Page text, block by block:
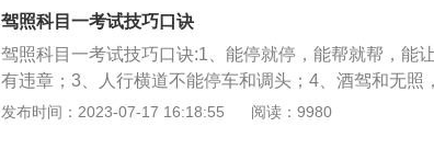
提示后5秒内必须做出相应的操作）。15、通过公交汽
自由调头。无语音提示，调头过来，回正方向后，打开
线停车。
七、交通事故相关题目人员骨折一律先止血后固定，脊
麻绳固定，要用三角巾。车后150米外设置警告标识。
雪天气都要减速慢行，必要时可以靠边停车，不过需要
打开危险报警闪光灯。另外，大雾天气出行，还要开启
合适的车距和车速。九、侧滑相关题目前轮反向打方向
不上路，上路吊销驾驶证。喝了酒，不开车，走路回家
栓，不停车，停车也要30米。转弯路，靠右行，不要超
米。山路上，不超车，山崖一边要先行。过水路，先停
是指示，机动车公交车，还有高速ETC。换驾照，90天
停。9、右转让左转，转弯让直行。10、下坡不要挂空
超车。11、上坡超车找宽路。12、交叉转弯窄路隧道桥
选项中出现不准、不得、不能等词汇时，一般都属于正
许等类似词汇时，往往都是错误答案。当然，在做题时
选择，一定不要只看选项。口诀和技巧对于应付科目一
驾照科目一考试技巧口诀
驾照科目一考试技巧口诀:1、能停就停，能帮就帮，能
有违章；3、人行横道不能停车和调头；4、酒驾和无照
像看清楚，安全带，减伤害，头枕护颈部；6、高速上，
发布时间：2023-07-17 16:18:55 阅读：9980